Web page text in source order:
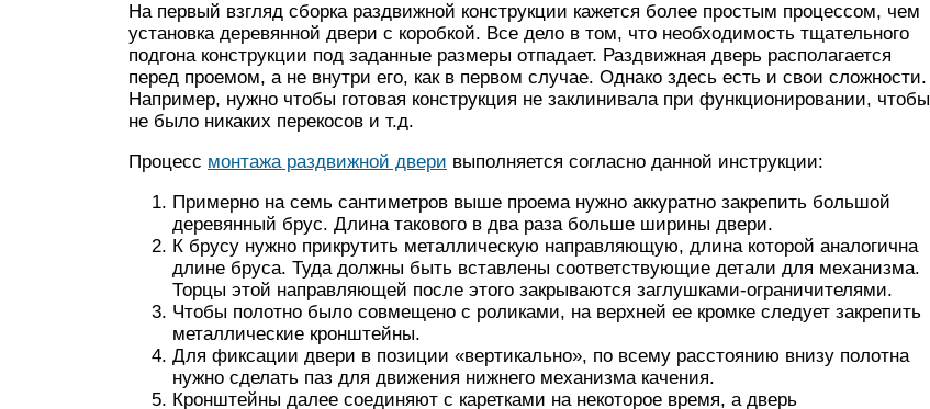
На первый взгляд сборка раздвижной конструкции кажется более простым процессом, чем
установка деревянной двери с коробкой. Все дело в том, что необходимость тщательного
подгона конструкции под заданные размеры отпадает. Раздвижная дверь располагается
перед проемом, а не внутри его, как в первом случае. Однако здесь есть и свои сложности.
Например, нужно чтобы готовая конструкция не заклинивала при функционировании, чтобы
не было никаких перекосов и т.д.
Процесс монтажа раздвижной двери выполняется согласно данной инструкции:
Примерно на семь сантиметров выше проема нужно аккуратно закрепить большой
деревянный брус. Длина такового в два раза больше ширины двери.
К брусу нужно прикрутить металлическую направляющую, длина которой аналогична
длине бруса. Туда должны быть вставлены соответствующие детали для механизма.
Торцы этой направляющей после этого закрываются заглушками-ограничителями.
Чтобы полотно было совмещено с роликами, на верхней ее кромке следует закрепить
металлические кронштейны.
Для фиксации двери в позиции «вертикально», по всему расстоянию внизу полотна
нужно сделать паз для движения нижнего механизма качения.
Кронштейны далее соединяют с каретками на некоторое время, а дверь